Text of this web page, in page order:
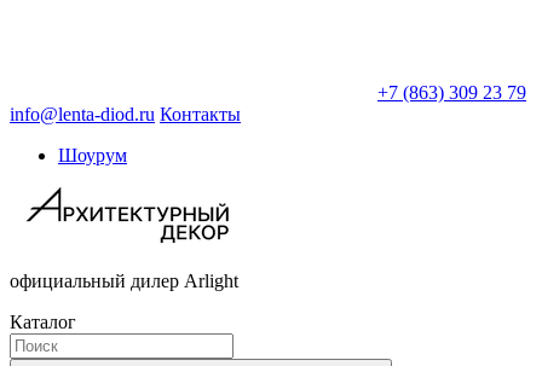
+7 (863) 309 23 79
info@lenta-diod.ru Контакты
Шоурум
официальный дилер Arlight
Каталог